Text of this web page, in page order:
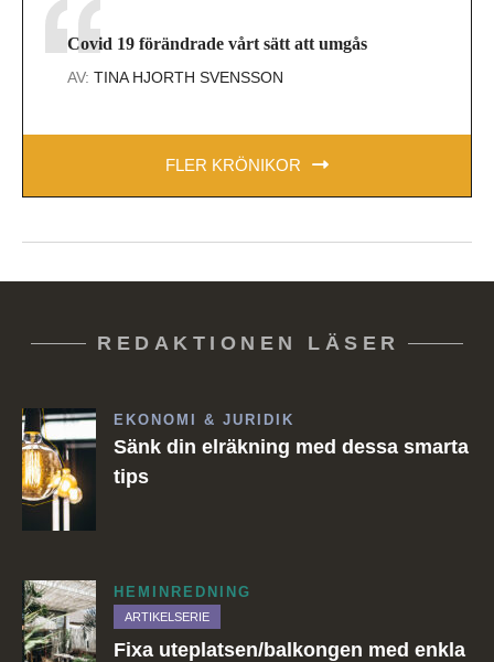
Covid 19 förändrade vårt sätt att umgås
AV: TINA HJORTH SVENSSON
FLER KRÖNIKOR
REDAKTIONEN LÄSER
EKONOMI & JURIDIK
Sänk din elräkning med dessa smarta
tips
HEMINREDNING
ARTIKELSERIE
Fixa uteplatsen/balkongen med enkla